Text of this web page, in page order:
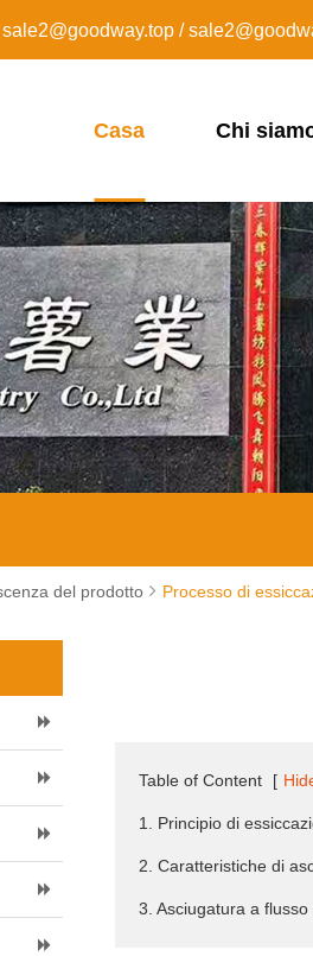
sale2@goodway.top /
Casa Chi
del prodotto Processo di
Table of Content [
1. Principio di
2. Caratteristiche di
3. Asciugatura a flusso